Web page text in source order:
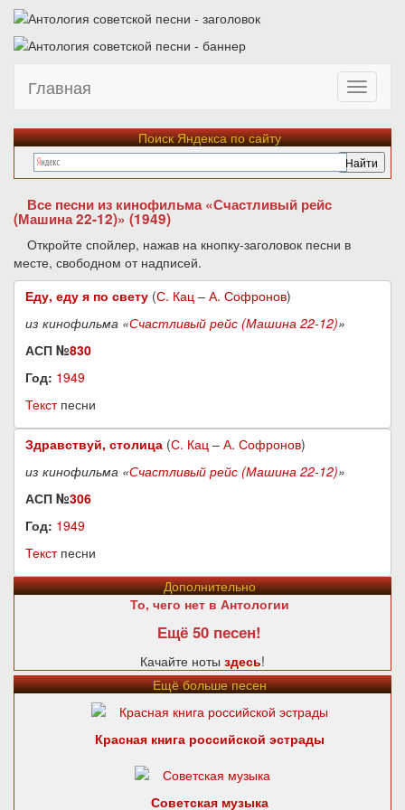
Главная
Поиск Яндекса по сайту
Все песни из кинофильма «Счастливый рейс
(Машина 22-12)» (1949)
Откройте спойлер, нажав на кнопку-заголовок песни в
месте, свободном от надписей.
Еду, еду я по свету (С. Кац – А. Софронов)
из кинофильма «Счастливый рейс (Машина 22-12)»
АСП №830
Год: 1949
Текстпесни
Здравствуй, столица (С. Кац – А. Софронов)
из кинофильма «Счастливый рейс (Машина 22-12)»
АСП №306
Год: 1949
Текстпесни
Дополнительно
То, чего нет в Антологии
Ещё 50 песен!
Качайте ноты здесь!
Ещё больше песен
Красная книга российской эстрады
Советская музыка